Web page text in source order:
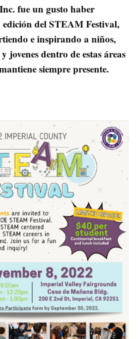
fue un gusto haber
del STEAM Festival,
e inspirando a niños,
jovenes dentro de estas áreas
siempre presente.